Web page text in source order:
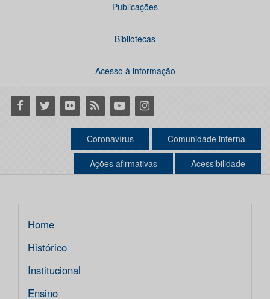
Publicações
Bibliotecas
Acesso à informação
Facebook
Twitter Flickr RSS YoutubeInstagram
Coronavírus Comunidade interna
Ações afirmativas Acessibilidade
Home
Histórico
Institucional
Ensino